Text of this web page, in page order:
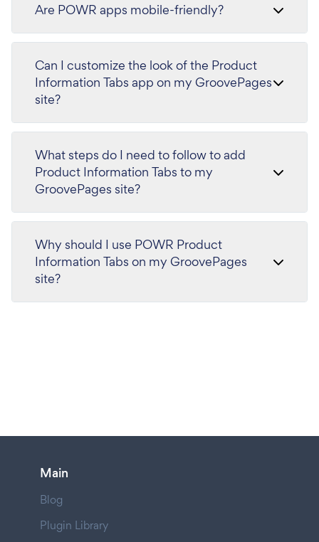
Are POWR apps mobile-friendly?
Can I customize the look of the Product
Information Tabs app on my GroovePages
site?
What steps do I need to follow to add
Product Information Tabs to my
GroovePages site?
Why should I use POWR Product
Information Tabs on my GroovePages
site?
Main
Blog
Plugin Library